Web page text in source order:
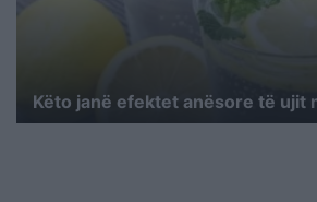
Këto janë efektet anësore të ujit